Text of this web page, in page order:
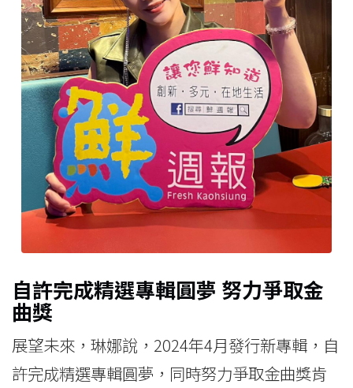
自許完成精選專輯圓夢 努力爭取金
曲獎
展望未來，琳娜說，2024年4月發行新專輯，自
許完成精選專輯圓夢，同時努力爭取金曲獎肯